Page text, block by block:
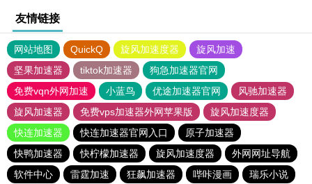
友情链接
网站地图 QuickQ 旋风加速度器
旋风加速
坚果加速器
tiktok加速器
狗急加速器官网
免费vqn外网加速
小蓝鸟 优途加速器官网
风驰加速器
旋风加速器
免费vps加速器外网苹果版
旋风加速度器
快连加速器
快连加速器官网入口
原子加速器
快鸭加速器
快柠檬加速器 旋风加速度器
外网网址导航
软件中心
雷霆加速 狂飙加速器 哔咔漫画
瑞乐小说